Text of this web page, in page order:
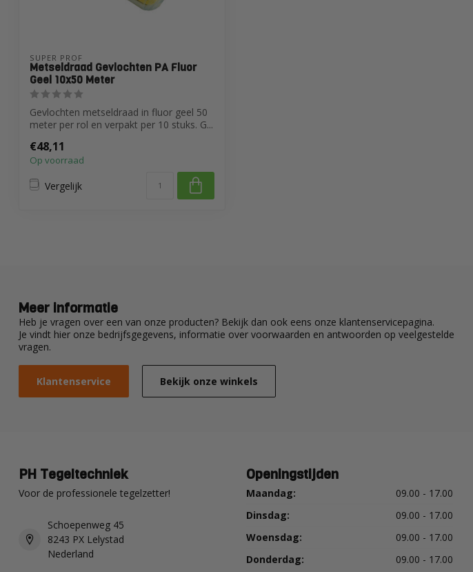
SUPER PROF
Metseldraad Gevlochten PA Fluor
Geel 10x50 Meter
Gevlochten metseldraad in fluor geel 50
meter per rol en verpakt per 10 stuks. G...
€48,11
Op voorraad
Vergelijk
Meer informatie
Heb je vragen over een van onze producten? Bekijk dan ook eens onze klantenservicepagina.
Je vindt hier onze bedrijfsgegevens, informatie over voorwaarden en antwoorden op veelgestelde
vragen.
Klantenservice Bekijk onze winkels
PH Tegeltechniek
Voor de professionele tegelzetter!
Schoepenweg 45
8243 PX Lelystad
Nederland
Openingstijden
Maandag:
09.00 - 17.00
Dinsdag:
09.00 - 17.00
Woensdag:
09.00 - 17.00
Donderdag:
09.00 - 17.00